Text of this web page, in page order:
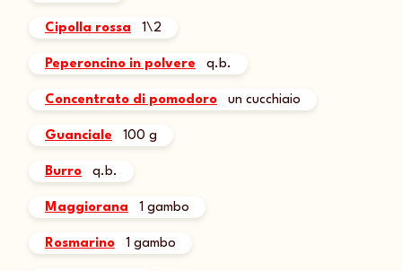
Cipolla rossa 1\2
Peperoncino in polvere q.b.
Concentrato di pomodoro un cucchiaio
Guanciale 100 g
Burro q.b.
Maggiorana 1 gambo
Rosmarino 1 gambo